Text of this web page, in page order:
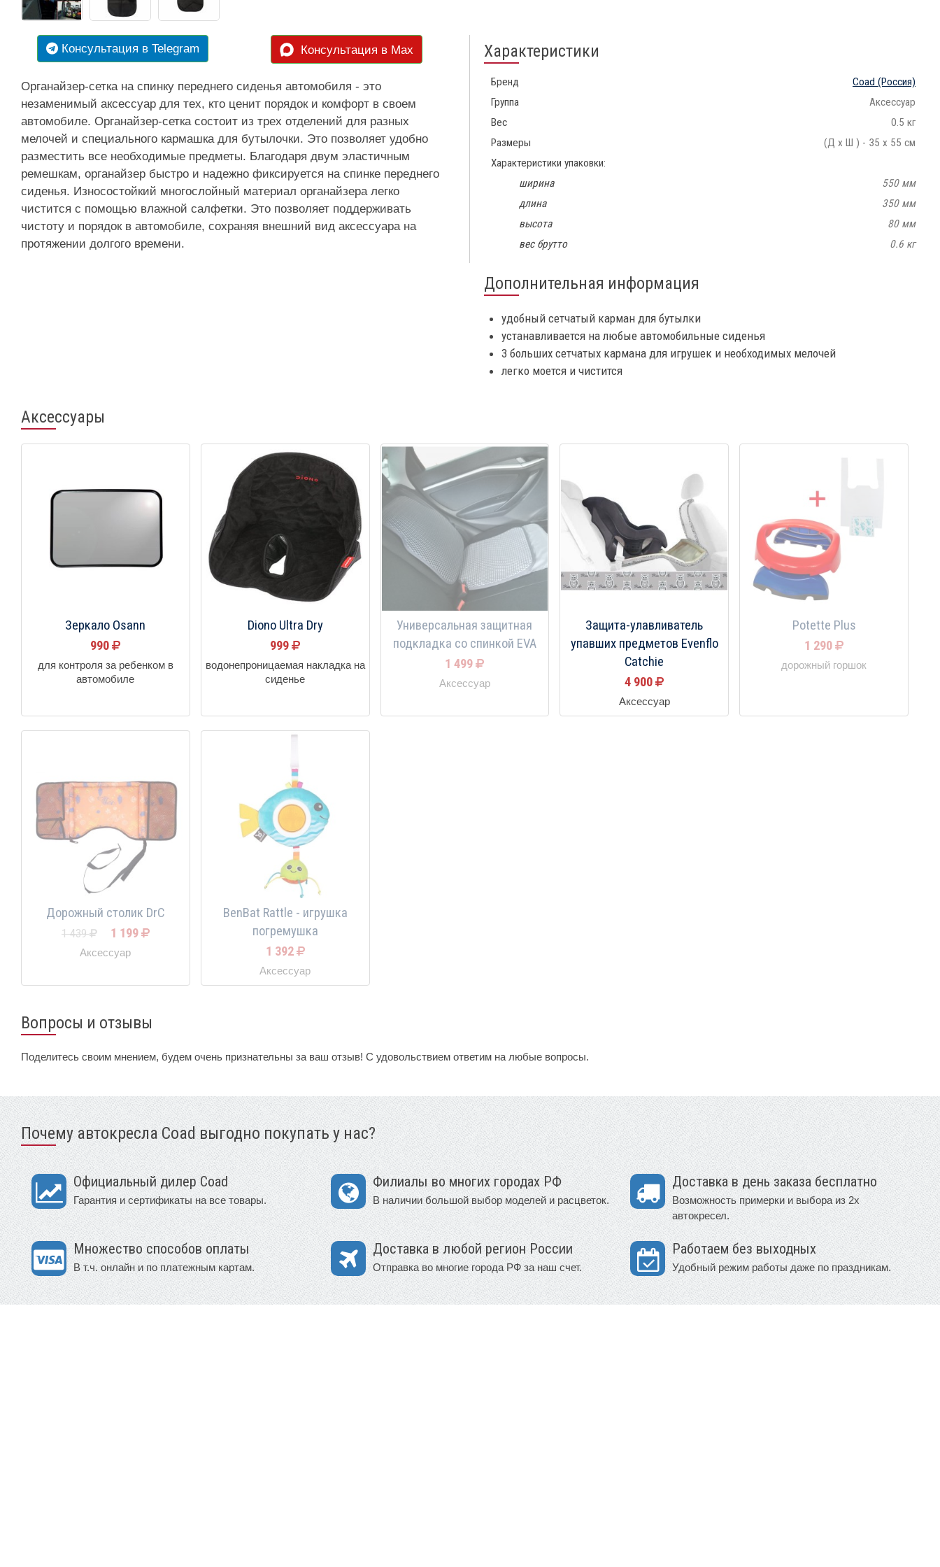
Консультация в Telegram Консультация в Max
Органайзер-сетка на спинку переднего сиденья автомобиля - это
незаменимый аксессуар для тех, кто ценит порядок и комфорт в своем
автомобиле. Органайзер-сетка состоит из трех отделений для разных
мелочей и специального кармашка для бутылочки. Это позволяет удобно
разместить все необходимые предметы. Благодаря двум эластичным
ремешкам, органайзер быстро и надежно фиксируется на спинке переднего
сиденья. Износостойкий многослойный материал органайзера легко
чистится с помощью влажной салфетки. Это позволяет поддерживать
чистоту и порядок в автомобиле, сохраняя внешний вид аксессуара на
протяжении долгого времени.
Характеристики
Бренд Coad (Россия)
Группа
Аксессуар
Вес
0.5 кг
Размеры
(Д х Ш ) - 35 х 55 см
Характеристики упаковки:
ширина
550 мм
длина
350 мм
высота
80 мм
вес брутто
0.6 кг
Дополнительная информация
удобный сетчатый карман для бутылки
устанавливается на любые автомобильные сиденья
3 больших сетчатых кармана для игрушек и необходимых мелочей
легко моется и чистится
Аксессуары
Зеркало Osann
990
для контроля за ребенком в
автомобиле
Diono Ultra Dry
999
водонепроницаемая накладка на
сиденье
Универсальная защитная
подкладка со спинкой EVA
1 499
Аксессуар
Защита-улавливатель
упавших предметов Evenflo
Catchie
4 900
Аксессуар
Potette Plus
1 290
дорожный горшок
Дорожный столик DrC
1 439 1 199
Аксессуар
BenBat Rattle - игрушка
погремушка
1 392
Аксессуар
Вопросы и отзывы
Поделитесь своим мнением, будем очень признательны за ваш отзыв! С удовольствием ответим на любые вопросы.
Почему автокресла Coad выгодно покупать у нас?
Официальный дилер Coad
Гарантия и сертификаты на все товары.
Филиалы во многих городах РФ
В наличии большой выбор моделей и расцветок.
Доставка в день заказа бесплатно
Возможность примерки и выбора из 2х
автокресел.
Множество способов оплаты
В т.ч. онлайн и по платежным картам.
Доставка в любой регион России
Отправка во многие города РФ за наш счет.
Работаем без выходных
Удобный режим работы даже по праздникам.